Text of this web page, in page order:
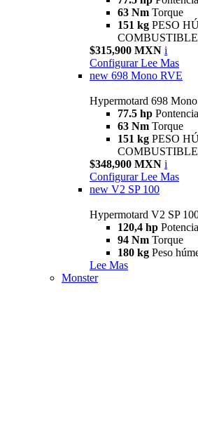
63 Nm Torque
151 kg PESO
COMBUSTIBLE
$315,900 MXN i
Configurar Lee Mas
new 698 Mono RVE
Hypermotard 698
77.5 hp Pontencia
63 Nm Torque
151 kg PESO
COMBUSTIBLE
$348,900 MXN i
Configurar Lee Mas
new V2 SP 100
Hypermotard V2 SP
120,4 hp Potencia
94 Nm Torque
180 kg Peso
Lee Mas
Monster